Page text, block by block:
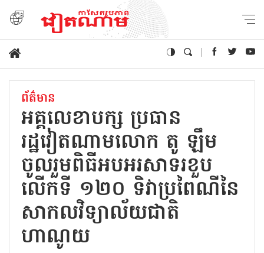
ព័ត៌មាន
អគ្គលេខាបក្ស ប្រធាន
រដ្ឋវៀតណាមលោក តូ ឡឹម
ចូលរួមពិធីអបអរសាទរខួប
លើកទី ១២០ ទិវាប្រពៃណីនៃ
សាកលវិទ្យាល័យជាតិ
ហាណូយ